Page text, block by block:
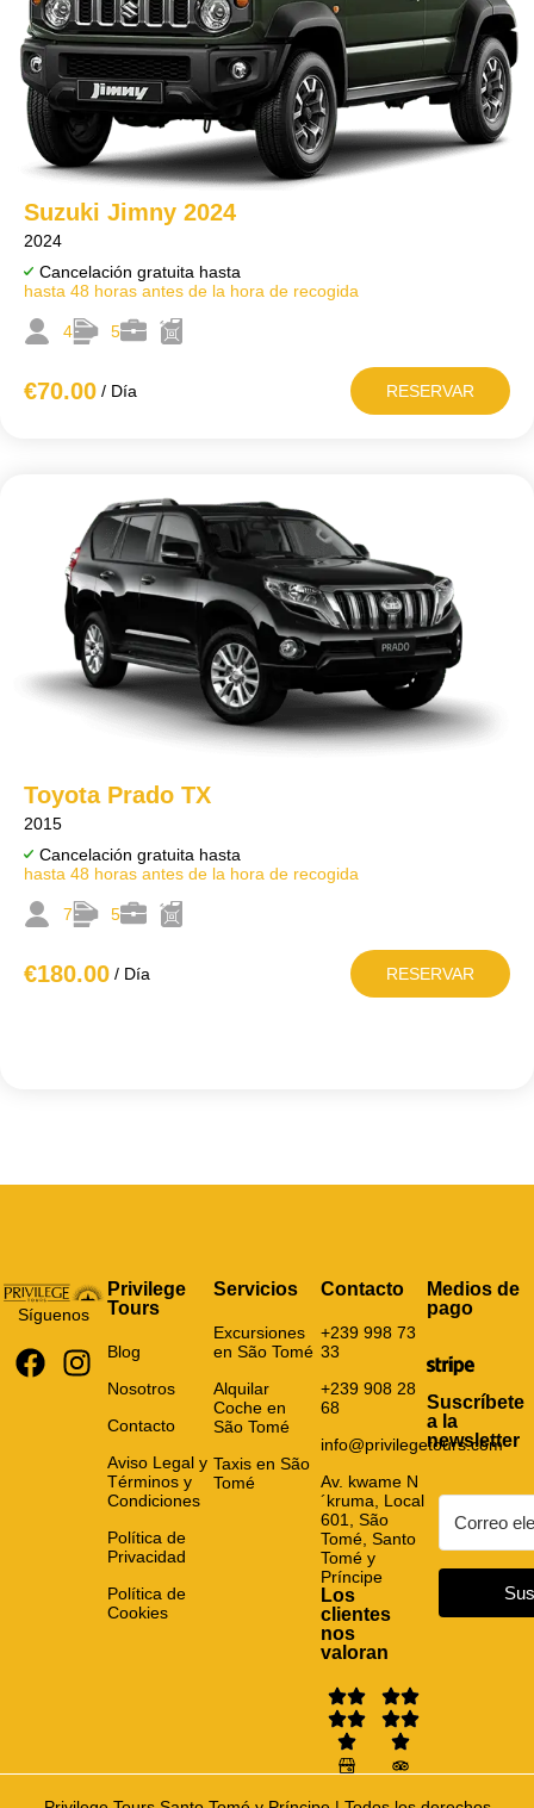
Suzuki Jimny 2024
2024
Cancelación gratuita hasta
hasta 48 horas antes de la hora de recogida
4 5
€70.00 / Día RESERVAR
Toyota Prado TX
2015
Cancelación gratuita hasta
hasta 48 horas antes de la hora de recogida
7 5
€180.00 / Día RESERVAR
Síguenos
Privilege
Tours
Blog
Nosotros
Contacto
Aviso Legal y
Términos y
Condiciones
Política de
Privacidad
Política de
Cookies
Servicios
Excursiones
en São Tomé
Alquilar
Coche en
São Tomé
Taxis en São
Tomé
Contacto
+239 998 73
33
+239 908 28
68
info@privilegetours.com
Av. kwame N
´kruma, Local
601, São
Tomé, Santo
Tomé y
Príncipe
Los
clientes
nos
valoran
Medios de
pago
Suscríbete
a la
newsletter